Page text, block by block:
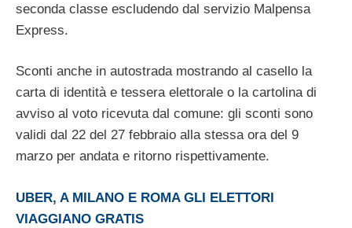
seconda classe escludendo dal servizio Malpensa
Express.
Sconti anche in autostrada mostrando al casello la
carta di identità e tessera elettorale o la cartolina di
avviso al voto ricevuta dal comune: gli sconti sono
validi dal 22 del 27 febbraio alla stessa ora del 9
marzo per andata e ritorno rispettivamente.
UBER, A MILANO E ROMA GLI ELETTORI
VIAGGIANO GRATIS